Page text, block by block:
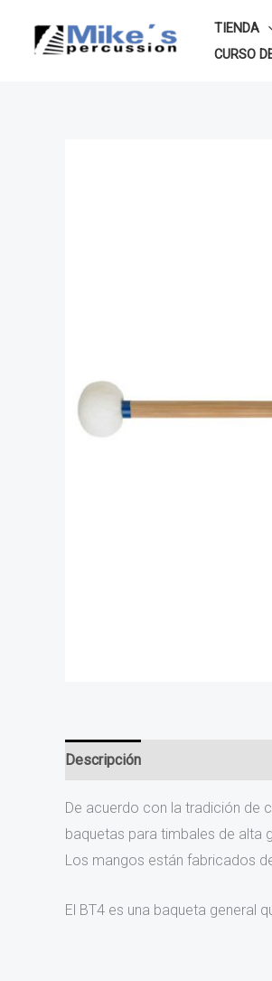
TIENDA
CURSO
Descripción
De acuerdo con la tradición de
baquetas para timbales de alta
Los mangos están fabricados
El BT4 es una baqueta general